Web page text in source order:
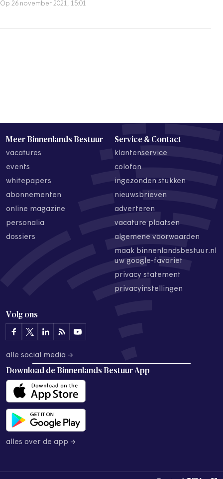
Op 26 november 2021, 15:01
Meer Binnenlands Bestuur
vacatures
events
whitepapers
abonnementen
online magazine
personalia
dossiers
Service & Contact
klantenservice
colofon
ingezonden stukken
nieuwsbrieven
adverteren
vacature plaatsen
algemene voorwaarden
maak binnenlandsbestuur.nl
uw google-favoriet
privacy statement
privacyinstellingen
Volg ons
alle social media →
Download de Binnenlands Bestuur App
alles over de app →